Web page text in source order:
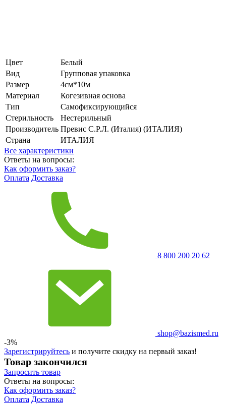
Цвет
Белый
Вид
Групповая упаковка
Размер
4см*10м
Материал
Когезивная основа
Тип
Самофиксирующийся
Стерильность
Нестерильный
Производитель Превис С.Р.Л. (Италия) (ИТАЛИЯ)
Страна
ИТАЛИЯ
Все характеристики
Ответы на вопросы:
Как оформить заказ?
Оплата Доставка
8 800 200 20 62
shop@bazismed.ru
-3%
Зарегистрируйтесь и получите скидку на первый заказ!
Товар закончился
Запросить товар
Ответы на вопросы:
Как оформить заказ?
Оплата Доставка